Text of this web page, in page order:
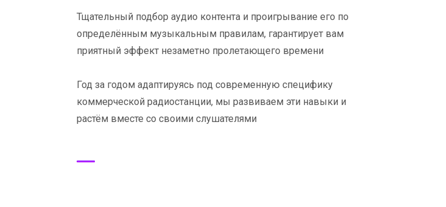
Тщательный подбор аудио контента и проигрывание его по
определённым музыкальным правилам, гарантирует вам
приятный эффект незаметно пролетающего времени
Год за годом адаптируясь под современную специфику
коммерческой радиостанции, мы развиваем эти навыки и
растём вместе со своими слушателями